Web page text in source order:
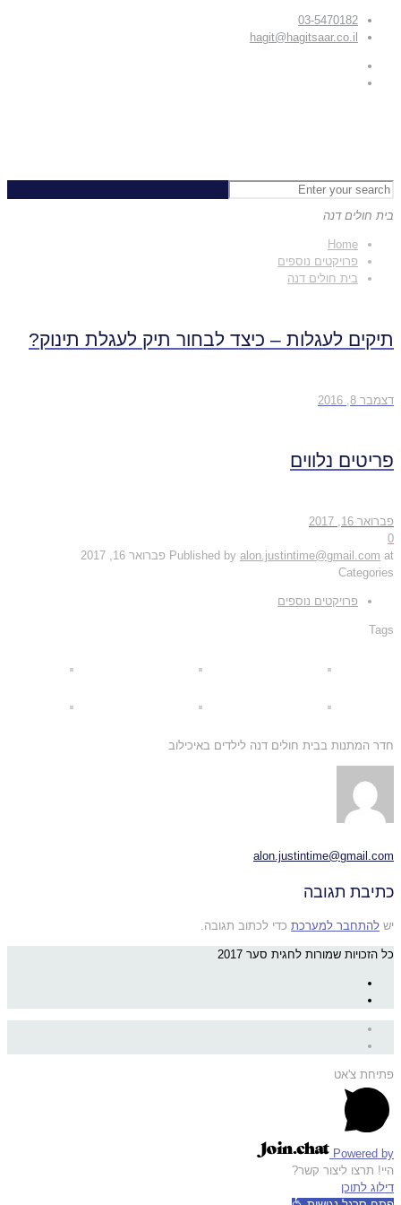
03-5470182
hagit@hagitsaar.co.il
בית חולים דנה
Home
פרויקטים נוספים
בית חולים דנה
תיקים לעגלות – כיצד לבחור תיק לעגלת תינוק?
דצמבר 8, 2016
פריטים נלווים
פברואר 16, 2017
0
Published by alon.justintime@gmail.com at
פברואר 16, 2017
Categories
פרויקטים נוספים
Tags
חדר המתנות בבית חולים דנה לילדים באיכילוב
alon.justintime@gmail.com
כתיבת תגובה
יש להתחבר למערכת כדי לכתוב תגובה.
כל הזכויות שמורות לחגית סער 2017
פתיחת צ'אט
Powered by
היי! תרצו ליצור קשר?
דילוג לתוכן